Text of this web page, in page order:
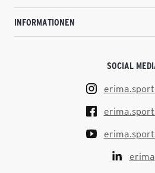
INFORMATIONEN
SOCIAL
erima